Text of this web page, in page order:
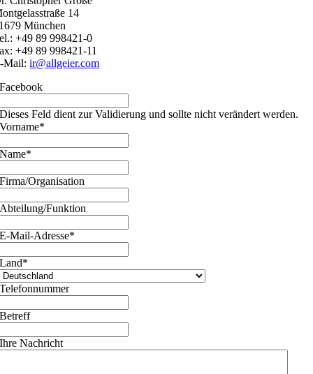
14
München
+49 89 998421-0
+49 89 998421-11
Mail:ir@allgeier.com
Facebook
Dieses Feld dient zur Validierung und sollte nicht verändert werden.
Vorname*
Name*
Firma/Organisation
Abteilung/Funktion
E-Mail-Adresse*
Land*
Telefonnummer
Betreff
Ihre Nachricht